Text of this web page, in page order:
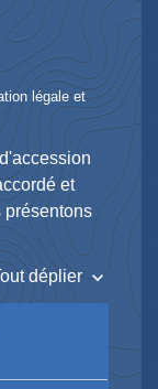
légale et
et
présentons
déplierkeyboard_arrow_down